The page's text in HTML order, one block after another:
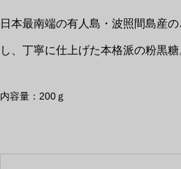
日本最南端の有人島・波照間島産
し、丁寧に仕上げた本格派の粉黒糖
内容量：200ｇ